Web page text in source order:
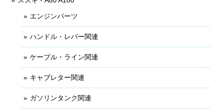
エンジンパーツ
ハンドル・レバー関連
ケーブル・ライン関連
キャブレター関連
ガソリンタンク関連